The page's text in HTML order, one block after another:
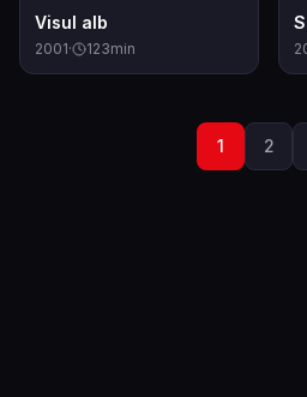
Visul alb
2001· 123min
1 2